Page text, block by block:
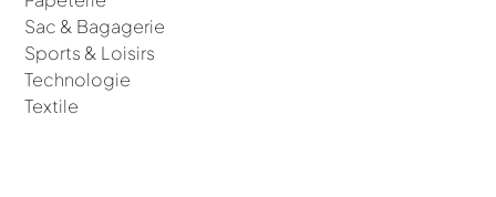
Sac & Bagagerie
Sports & Loisirs
Technologie
Textile